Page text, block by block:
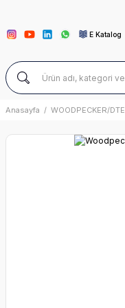
E Katalog
Anasayfa WOODPECKER/DTE